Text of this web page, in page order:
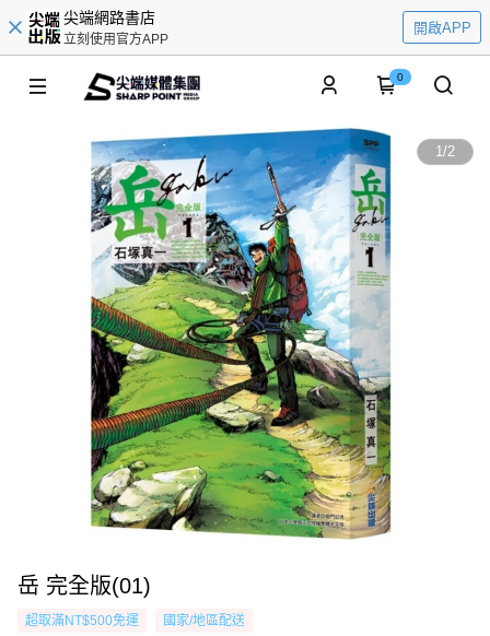
尖端網路書店
立刻使用官方APP
開啟APP
0
1/2
岳 完全版(01)
超取滿NT$500免運 國家/地區配送